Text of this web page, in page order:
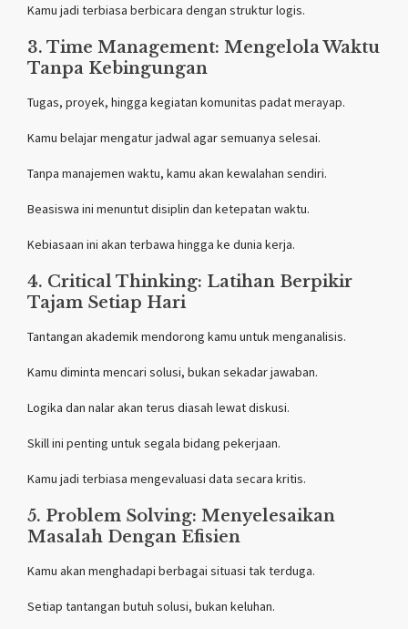
Kamu jadi terbiasa berbicara dengan struktur logis.
3. Time Management: Mengelola Waktu
Tanpa Kebingungan
Tugas, proyek, hingga kegiatan komunitas padat merayap.
Kamu belajar mengatur jadwal agar semuanya selesai.
Tanpa manajemen waktu, kamu akan kewalahan sendiri.
Beasiswa ini menuntut disiplin dan ketepatan waktu.
Kebiasaan ini akan terbawa hingga ke dunia kerja.
4. Critical Thinking: Latihan Berpikir
Tajam Setiap Hari
Tantangan akademik mendorong kamu untuk menganalisis.
Kamu diminta mencari solusi, bukan sekadar jawaban.
Logika dan nalar akan terus diasah lewat diskusi.
Skill ini penting untuk segala bidang pekerjaan.
Kamu jadi terbiasa mengevaluasi data secara kritis.
5. Problem Solving: Menyelesaikan
Masalah Dengan Efisien
Kamu akan menghadapi berbagai situasi tak terduga.
Setiap tantangan butuh solusi, bukan keluhan.